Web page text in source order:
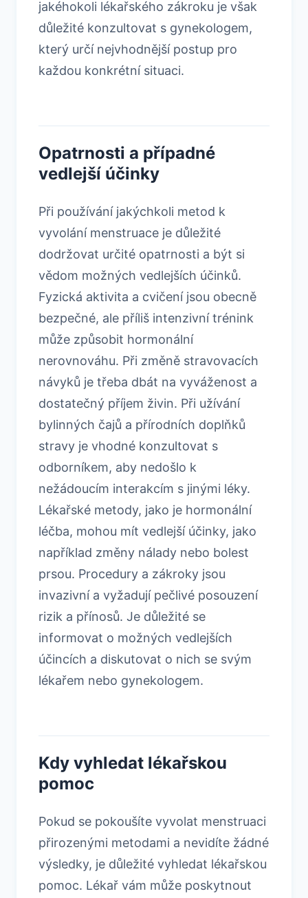
jakéhokoli lékařského zákroku je však
důležité konzultovat s gynekologem,
který určí nejvhodnější postup pro
každou konkrétní situaci.
Opatrnosti a případné
vedlejší účinky
Při používání jakýchkoli metod k
vyvolání menstruace je důležité
dodržovat určité opatrnosti a být si
vědom možných vedlejších účinků.
Fyzická aktivita a cvičení jsou obecně
bezpečné, ale příliš intenzivní trénink
může způsobit hormonální
nerovnováhu. Při změně stravovacích
návyků je třeba dbát na vyváženost a
dostatečný příjem živin. Při užívání
bylinných čajů a přírodních doplňků
stravy je vhodné konzultovat s
odborníkem, aby nedošlo k
nežádoucím interakcím s jinými léky.
Lékařské metody, jako je hormonální
léčba, mohou mít vedlejší účinky, jako
například změny nálady nebo bolest
prsou. Procedury a zákroky jsou
invazivní a vyžadují pečlivé posouzení
rizik a přínosů. Je důležité se
informovat o možných vedlejších
účincích a diskutovat o nich se svým
lékařem nebo gynekologem.
Kdy vyhledat lékařskou
pomoc
Pokud se pokoušíte vyvolat menstruaci
přirozenými metodami a nevidíte žádné
výsledky, je důležité vyhledat lékařskou
pomoc. Lékař vám může poskytnout